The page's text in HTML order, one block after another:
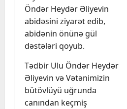
Öndər Heydər Əliyevin
abidəsini ziyarət edib,
abidənin önünə gül
dəstələri qoyub.
Tədbir Ulu Öndər Heydər
Əliyevin və Vətənimizin
bütövlüyü uğrunda
canından keçmiş